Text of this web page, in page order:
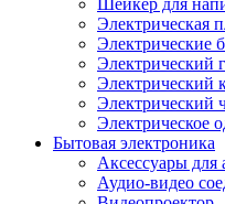
Шейкер для
Электрическая
Электрические
Электрический
Электрический
Электрический
Электрическое
Бытовая электроника
Аксессуары для
Аудио-видео